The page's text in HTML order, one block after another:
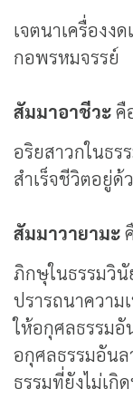
เจตนาเครื่องง
กอพรหมจรรย์
สัมมาอาชีวะคื
อริยสาวกในธร
สำเร็จชีวิตอยู่
สัมมาวายามะ
ภิกษุในธรรมวิ
ปรารถนาความ
ให้อกุศลธรรมอั
อกุศลธรรมอัน
ธรรมที่ยังไม่เกิ